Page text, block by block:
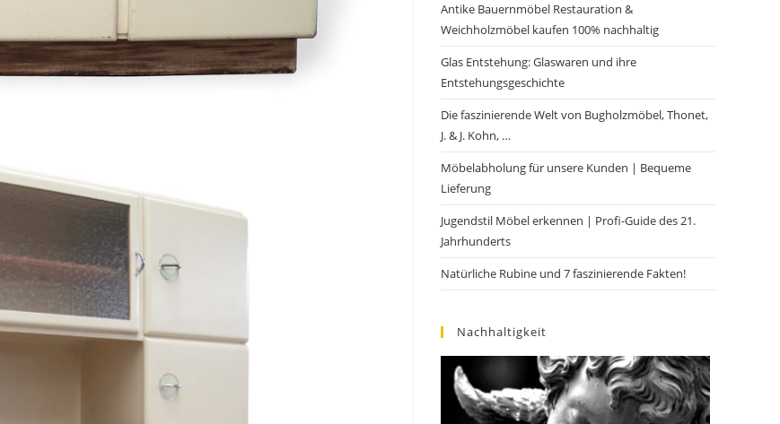
Antike Bauernmöbel Restauration &
Weichholzmöbel kaufen 100% nachhaltig
Glas Entstehung: Glaswaren und ihre
Entstehungsgeschichte
Die faszinierende Welt von Bugholzmöbel, Thonet,
J. & J. Kohn, …
Möbelabholung für unsere Kunden | Bequeme
Lieferung
Jugendstil Möbel erkennen | Profi-Guide des 21.
Jahrhunderts
Natürliche Rubine und 7 faszinierende Fakten!
Nachhaltigkeit